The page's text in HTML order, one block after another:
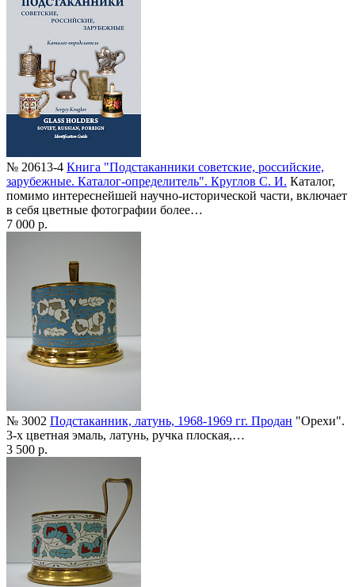
№ 20613-4 Книга "Подстаканники советские, российские,
зарубежные. Каталог-определитель". Круглов С. И. Каталог,
помимо интереснейшей научно-исторической части, включает
в себя цветные фотографии более…
7 000 р.
№ 3002 Подстаканник, латунь, 1968-1969 гг. Продан "Орехи".
3-х цветная эмаль, латунь, ручка плоская,…
3 500 р.